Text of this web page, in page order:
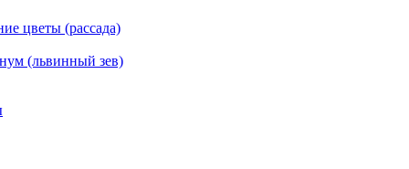
цветы (рассада)
(львинный зев)